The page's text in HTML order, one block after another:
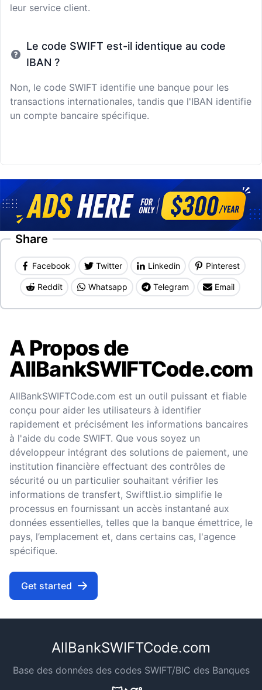
leur service client.
Le code SWIFT est-il identique au code
IBAN ?
Non, le code SWIFT identifie une banque pour les
transactions internationales, tandis que l'IBAN identifie
un compte bancaire spécifique.
Share
Facebook Twitter Linkedin Pinterest
Reddit Whatsapp Telegram Email
A Propos de
AllBankSWIFTCode.com
AllBankSWIFTCode.com est un outil puissant et fiable
conçu pour aider les utilisateurs à identifier
rapidement et précisément les informations bancaires
à l'aide du code SWIFT. Que vous soyez un
développeur intégrant des solutions de paiement, une
institution financière effectuant des contrôles de
sécurité ou un particulier souhaitant vérifier les
informations de transfert, Swiftlist.io simplifie le
processus en fournissant un accès instantané aux
données essentielles, telles que la banque émettrice, le
pays, l’emplacement et, dans certains cas, l'agence
spécifique.
Get started
AllBankSWIFTCode.com
Base des données des codes SWIFT/BIC des Banques